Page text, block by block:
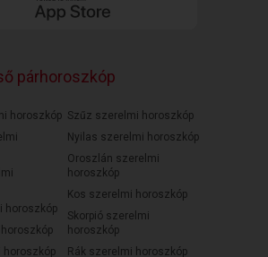
párhoroszkóp
horoszkóp
horoszkóp
horoszkóp
Szűz szerelmi horoszkóp
Nyilas szerelmi horoszkóp
Oroszlán szerelmi
horoszkóp
Kos szerelmi horoszkóp
Skorpió szerelmi
horoszkóp
Rák szerelmi horoszkóp